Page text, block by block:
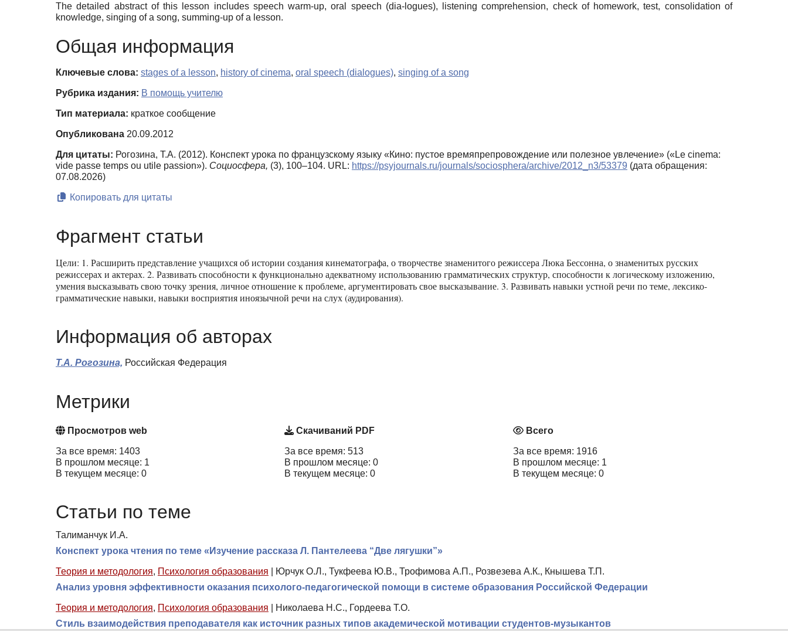
The detailed abstract of this lesson includes speech warm-up, oral speech (dia-logues), listening comprehension, check of homework, test, consolidation of
knowledge, singing of a song, summing-up of a lesson.
Общая информация
Ключевые слова: stages of a lesson, history of cinema, oral speech (dialogues), singing of a song
Рубрика издания: В помощь учителю
Тип материала: краткое сообщение
Опубликована 20.09.2012
Для цитаты: Рогозина, Т.А. (2012). Конспект урока по французскому языку «Кино: пустое времяпрепровождение или полезное увлечение» («Le cinema:
vide passe temps ou utile passion»). Социосфера, (3), 100–104. URL: https://psyjournals.ru/journals/sociosphera/archive/2012_n3/53379 (дата обращения:
07.08.2026)
Копировать для цитаты
Фрагмент статьи
Цели: 1. Расширить представление учащихся об истории создания кинематографа, о творчестве знаменитого режиссера Люка Бессонна, о знаменитых русских
режиссерах и актерах. 2. Развивать способности к функционально адекватному использованию грамматических структур, способности к логическому изложению,
умения высказывать свою точку зрения, личное отношение к проблеме, аргументировать свое высказывание. 3. Развивать навыки устной речи по теме, лексико-
грамматические навыки, навыки восприятия иноязычной речи на слух (аудирования).
Информация об авторах
Т.А. Рогозина, Российская Федерация
Метрики
Просмотров web
За все время: 1403
В прошлом месяце: 1
В текущем месяце: 0
Скачиваний PDF
За все время: 513
В прошлом месяце: 0
В текущем месяце: 0
Всего
За все время: 1916
В прошлом месяце: 1
В текущем месяце: 0
Статьи по теме
Талиманчук И.А.
Конспект урока чтения по теме «Изучение рассказа Л. Пантелеева “Две лягушки”»
Теория и методология, Психология образования
Юрчук О.Л., Тукфеева Ю.В., Трофимова А.П., Розвезева А.К., Кнышева Т.П.
Анализ уровня эффективности оказания психолого-педагогической помощи в системе образования Российской Федерации
Теория и методология, Психология образования
Николаева Н.С., Гордеева Т.О.
Стиль взаимодействия преподавателя как источник разных типов академической мотивации студентов-музыкантов